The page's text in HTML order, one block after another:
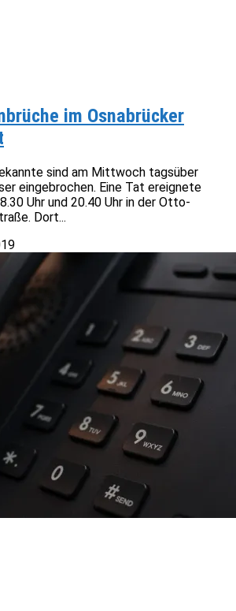
im Osnabrücker
sind am Mittwoch tagsüber
eingebrochen. Eine Tat ereignete
Uhr und 20.40 Uhr in der Otto-
Dort...